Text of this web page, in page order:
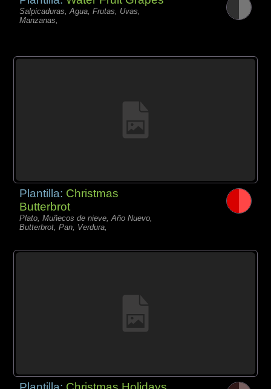
Salpicaduras, Agua, Frutas, Uvas,
Manzanas,
Plantilla: Christmas
Butterbrot
Plato, Muñecos de nieve, Año Nuevo,
Butterbrot, Pan, Verdura,